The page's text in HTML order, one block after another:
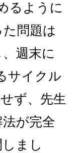
るように
問題は
週末に
サイクル
ず、先生
が完全
まし